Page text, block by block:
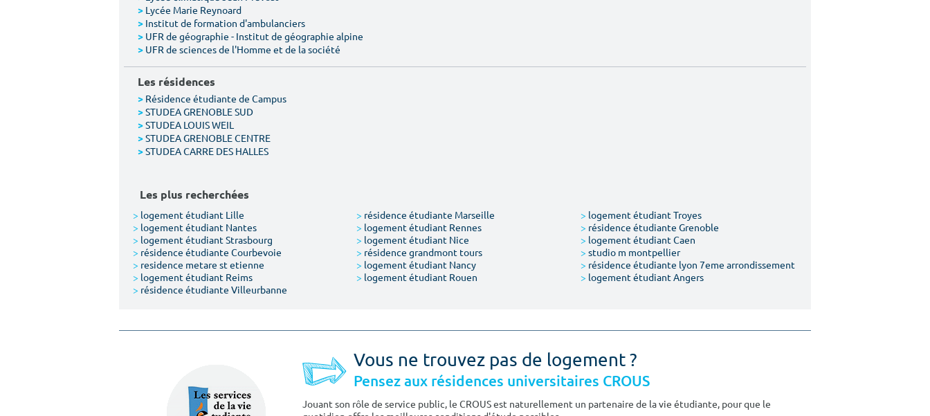
> Lycée Marie Reynoard
> Institut de formation d'ambulanciers
> UFR de géographie - Institut de géographie alpine
> UFR de sciences de l'Homme et de la société
Les résidences
> Résidence étudiante de Campus
>STUDEA GRENOBLE SUD
>STUDEA LOUIS WEIL
>STUDEA GRENOBLE CENTRE
>STUDEA CARRE DES HALLES
Les plus recherchées
> logement étudiant Lille > résidence étudiante Marseille > logement étudiant Troyes
> logement étudiant Nantes > logement étudiant Rennes > résidence étudiante Grenoble
> logement étudiant Strasbourg > logement étudiant Nice > logement étudiant Caen
> résidence étudiante Courbevoie > résidence grandmont tours > studio m montpellier
> residence metare st etienne > logement étudiant Nancy > résidence étudiante lyon 7eme arrondissement
> logement étudiant Reims > logement étudiant Rouen > logement étudiant Angers
> résidence étudiante Villeurbanne
Vous ne trouvez pas de logement ?
Pensez aux résidences universitaires CROUS
Jouant son rôle de service public, le CROUS est naturellement un partenaire de la vie étudiante, pour que le